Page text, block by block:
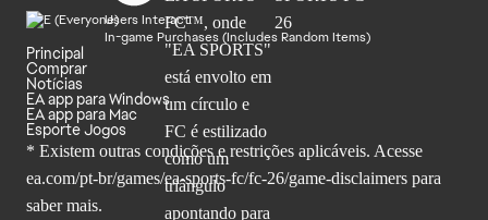
Users Interact
In-game Purchases (Includes Random Items)
Principal
Comprar
Notícias
EA app para Windows
EA app para Mac
Esporte Jogos
* Existem outras condições e restrições aplicáveis. Acesse
ea.com/pt-br/games/ea-sports-fc/fc-26/game-disclaimers para
saber mais.